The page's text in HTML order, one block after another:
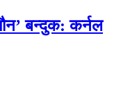
बन्दुक: कर्नल